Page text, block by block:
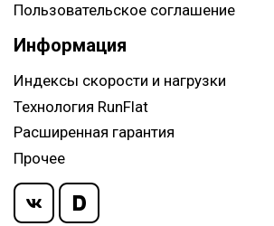
Пользовательское соглашение
Информация
Индексы скорости и нагрузки
Технология RunFlat
Расширенная гарантия
Прочее